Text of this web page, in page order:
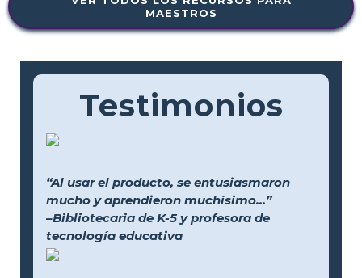
MAESTROS
Testimonios
“Al usar el producto, se entusiasmaron
mucho y aprendieron muchísimo...”
–Bibliotecaria de K-5 y profesora de
tecnología educativa